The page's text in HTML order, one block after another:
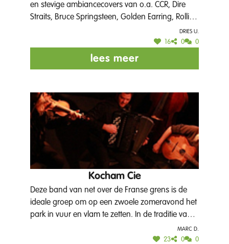
en stevige ambiancecovers van o.a. CCR, Dire
Straits, Bruce Springsteen, Golden Earring, Rolling
Meezingen, dansen en ambiance verzekerd in
Het Burggraaf Frimoutpark!
Dries U.
16 0 0
lees meer
Kocham Cie
Deze band van net over de Franse grens is de
ideale groep om op een zwoele zomeravond het
park in vuur en vlam te zetten. In de traditie van
Goran Bregovic spelen zij de uiterst dansbare
Balkanmuziek. Eénmaal ze op gang zijn is er
Marc D.
23 0 0